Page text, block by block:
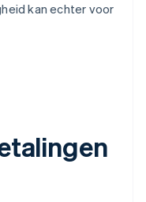
kan echter voor